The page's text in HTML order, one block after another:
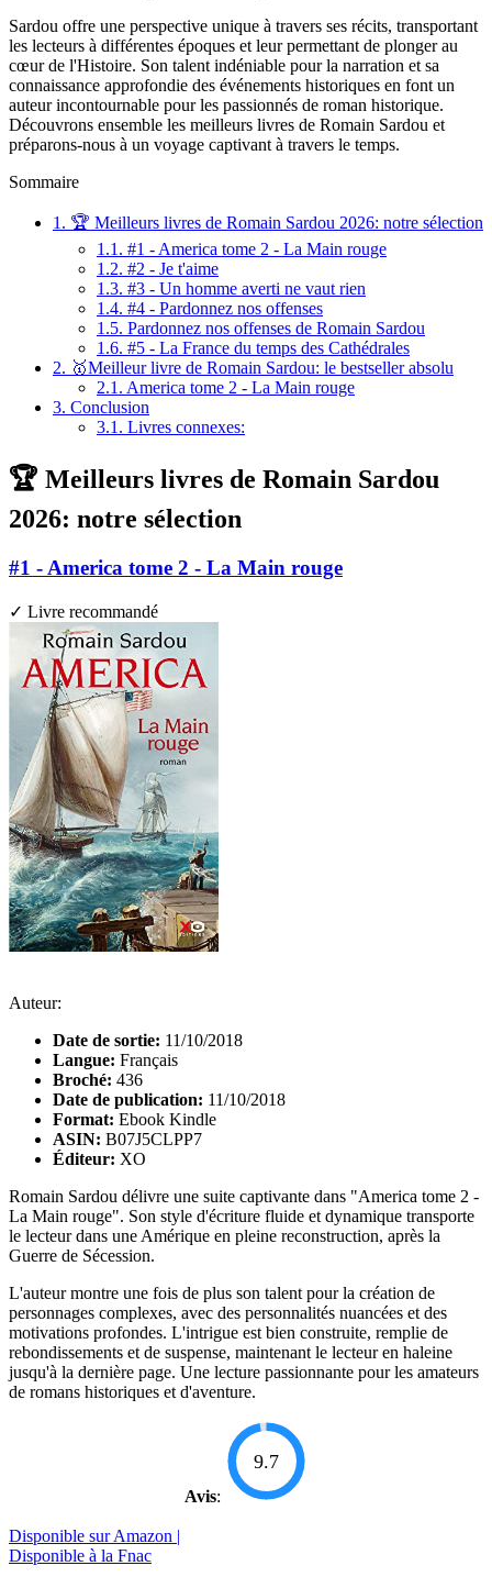
Sardou offre une perspective unique à travers ses récits, transportant
les lecteurs à différentes époques et leur permettant de plonger au
cœur de l'Histoire. Son talent indéniable pour la narration et sa
connaissance approfondie des événements historiques en font un
auteur incontournable pour les passionnés de roman historique.
Découvrons ensemble les meilleurs livres de Romain Sardou et
préparons-nous à un voyage captivant à travers le temps.
Sommaire
1. 🏆 Meilleurs livres de Romain Sardou 2026: notre sélection
1.1. #1 - America tome 2 - La Main rouge
1.2. #2 - Je t'aime
1.3. #3 - Un homme averti ne vaut rien
1.4. #4 - Pardonnez nos offenses
1.5. Pardonnez nos offenses de Romain Sardou
1.6. #5 - La France du temps des Cathédrales
2. 🥇Meilleur livre de Romain Sardou: le bestseller absolu
2.1. America tome 2 - La Main rouge
3. Conclusion
3.1. Livres connexes:
🏆 Meilleurs livres de Romain Sardou
2026: notre sélection
#1 - America tome 2 - La Main rouge
✓ Livre recommandé
Auteur:
Date de sortie: 11/10/2018
Langue: Français
Broché: 436
Date de publication: 11/10/2018
Format: Ebook Kindle
ASIN: B07J5CLPP7
Éditeur: XO
Romain Sardou délivre une suite captivante dans "America tome 2 -
La Main rouge". Son style d'écriture fluide et dynamique transporte
le lecteur dans une Amérique en pleine reconstruction, après la
Guerre de Sécession.
L'auteur montre une fois de plus son talent pour la création de
personnages complexes, avec des personnalités nuancées et des
motivations profondes. L'intrigue est bien construite, remplie de
rebondissements et de suspense, maintenant le lecteur en haleine
jusqu'à la dernière page. Une lecture passionnante pour les amateurs
de romans historiques et d'aventure.
Avis:
9.7
Disponible sur Amazon |
Disponible à la Fnac